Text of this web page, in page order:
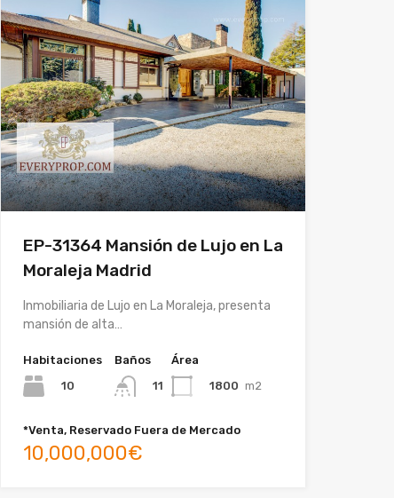
EP-31364 Mansión de Lujo en La
Moraleja Madrid
Inmobiliaria de Lujo en La Moraleja, presenta
mansión de alta…
Habitaciones
10
Baños
11
Área
1800 m2
*Venta, Reservado Fuera de Mercado
10,000,000€